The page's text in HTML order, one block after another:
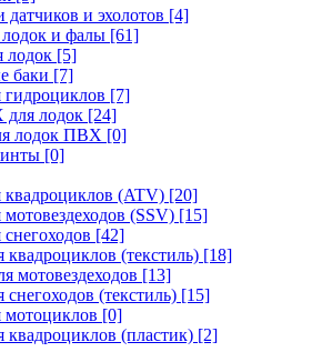
датчиков и эхолотов [4]
лодок и фалы [61]
лодок [5]
баки [7]
[7]
лодок [24]
лодок ПВХ [0]
[0]
квадроциклов (ATV) [20]
(SSV) [15]
[42]
(текстиль) [18]
мотовездеходов [13]
(текстиль) [15]
мотоциклов [0]
(пластик) [2]